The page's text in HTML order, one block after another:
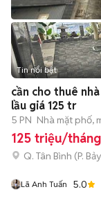
Tin nổi bật
cần cho thuê nhà P12
lầu giá 125 tr
5 PN Nhà mặt phố,
125 triệu/tháng
Q. Tân Bình (P.
Lã Anh Tuấn 5.0